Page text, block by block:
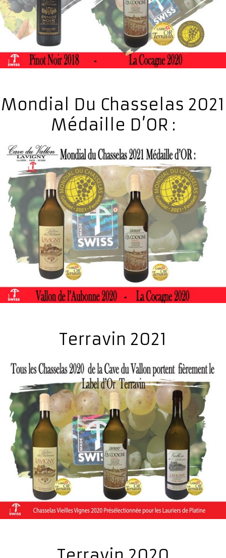
Mondial Du Chasselas 2021
Médaille D’OR :
Terravin 2021